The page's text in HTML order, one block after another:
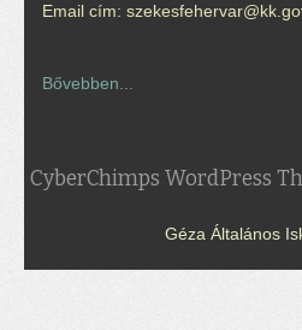
Email cím:
Bővebben...
CyberChimps WordPress
Géza Általános